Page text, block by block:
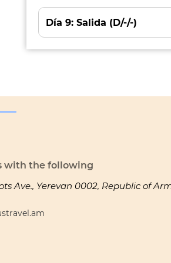
Día 9: Salida (D/-/-)
with the following
Ave., Yerevan 0002, Republic of